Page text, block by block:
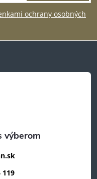
ochrany osobných
119